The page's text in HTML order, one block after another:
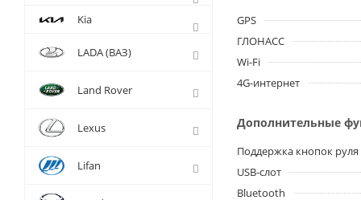
GPS
ГЛОНАСС
Wi-Fi
4G-интернет
Дополнительные
Поддержка кнопок руля
USB-слот
Bluetooth
Kia
LADA (ВАЗ)
Land Rover
Lexus
Lifan